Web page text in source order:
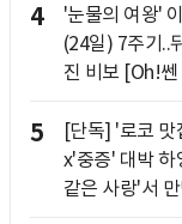
4
'눈물의 여왕'
(24일) 7주기..
진 비보 [Oh!쎈
5
[단독] '로코 맛
x'중증' 대박 하
같은 사랑'서